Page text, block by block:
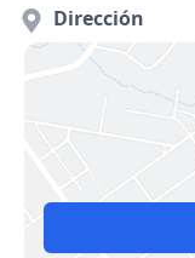
Dirección